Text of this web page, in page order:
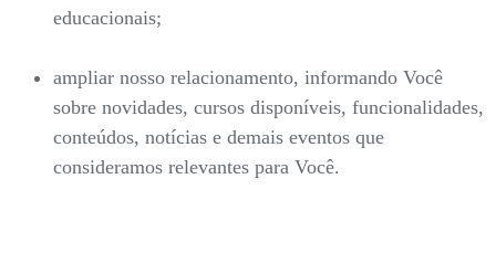
educacionais;
ampliar nosso relacionamento, informando Você
sobre novidades, cursos disponíveis, funcionalidades,
conteúdos, notícias e demais eventos que
consideramos relevantes para Você.